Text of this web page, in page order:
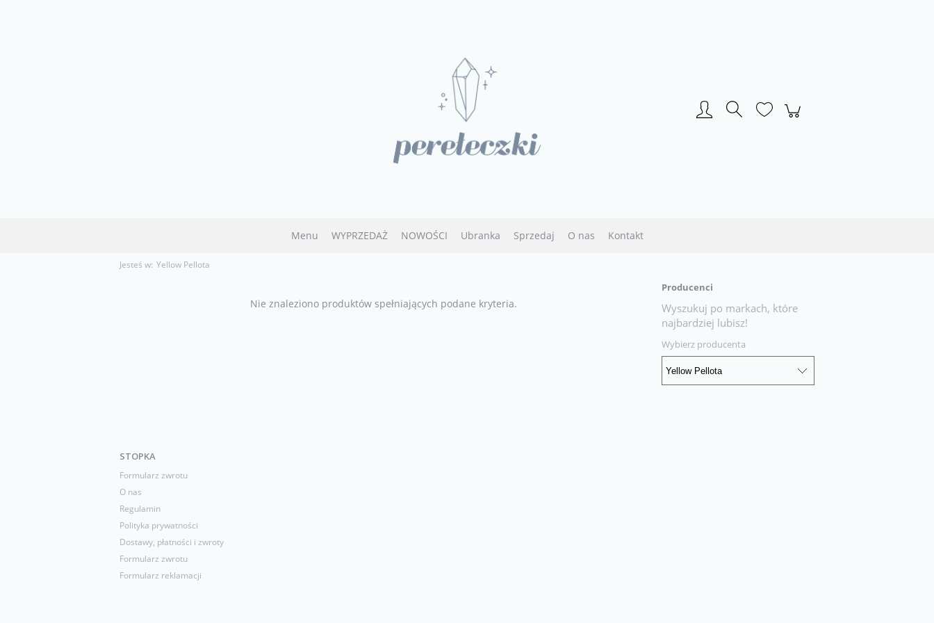
Menu WYPRZEDAŻ NOWOŚCI Ubranka Sprzedaj O nas Kontakt
Jesteś w: Yellow Pellota
Nie znaleziono produktów spełniających podane kryteria.
Producenci
Wyszukuj po markach, które
najbardziej lubisz!
Wybierz producenta
STOPKA
Formularz zwrotu
O nas
Regulamin
Polityka prywatności
Dostawy, płatności i zwroty
Formularz zwrotu
Formularz reklamacji